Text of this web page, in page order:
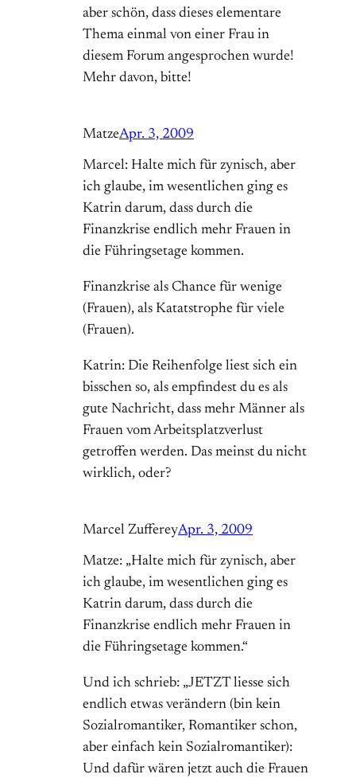
aber schön, dass dieses elementare
Thema einmal von einer Frau in
diesem Forum angesprochen wurde!
Mehr davon, bitte!
MatzeApr. 3, 2009
Marcel: Halte mich für zynisch, aber
ich glaube, im wesentlichen ging es
Katrin darum, dass durch die
Finanzkrise endlich mehr Frauen in
die Führingsetage kommen.
Finanzkrise als Chance für wenige
(Frauen), als Katatstrophe für viele
(Frauen).
Katrin: Die Reihenfolge liest sich ein
bisschen so, als empfindest du es als
gute Nachricht, dass mehr Männer als
Frauen vom Arbeitsplatzverlust
getroffen werden. Das meinst du nicht
wirklich, oder?
Marcel ZuffereyApr. 3, 2009
Matze: „Halte mich für zynisch, aber
ich glaube, im wesentlichen ging es
Katrin darum, dass durch die
Finanzkrise endlich mehr Frauen in
die Führingsetage kommen.“
Und ich schrieb: „JETZT liesse sich
endlich etwas verändern (bin kein
Sozialromantiker, Romantiker schon,
aber einfach kein Sozialromantiker):
Und dafür wären jetzt auch die Frauen